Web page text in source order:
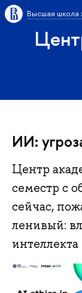
Высшая школа
ИИ:
Центр
семестр с
сейчас,
ленивый: